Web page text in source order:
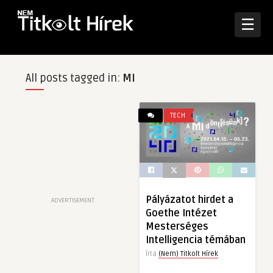
☰
All posts tagged in: MI
ADVERTISEMENT
TECH
Pályázatot hirdet a
Goethe Intézet
Mesterséges
Intelligencia témában
Írta (Nem) Titkolt Hírek